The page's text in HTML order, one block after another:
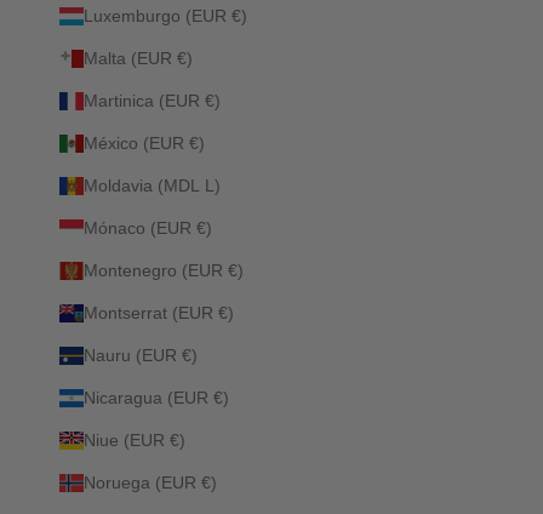
Luxemburgo (EUR €)
Malta (EUR €)
Martinica (EUR €)
México (EUR €)
Moldavia (MDL L)
Mónaco (EUR €)
Montenegro (EUR €)
Montserrat (EUR €)
Nauru (EUR €)
Nicaragua (EUR €)
Niue (EUR €)
Noruega (EUR €)